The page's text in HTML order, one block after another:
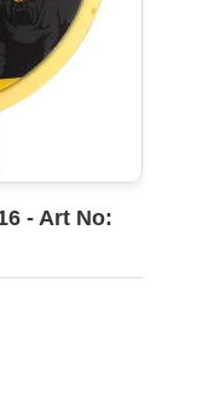
- Art No: